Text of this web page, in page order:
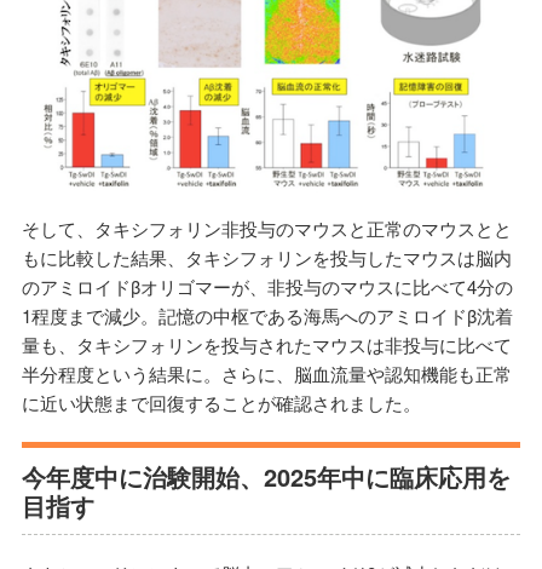
そして、タキシフォリン非投与のマウスと正常のマウスとと
もに比較した結果、タキシフォリンを投与したマウスは脳内
のアミロイドβオリゴマーが、非投与のマウスに比べて4分の
1程度まで減少。記憶の中枢である海馬へのアミロイドβ沈着
量も、タキシフォリンを投与されたマウスは非投与に比べて
半分程度という結果に。さらに、脳血流量や認知機能も正常
に近い状態まで回復することが確認されました。
今年度中に治験開始、2025年中に臨床応用を
目指す